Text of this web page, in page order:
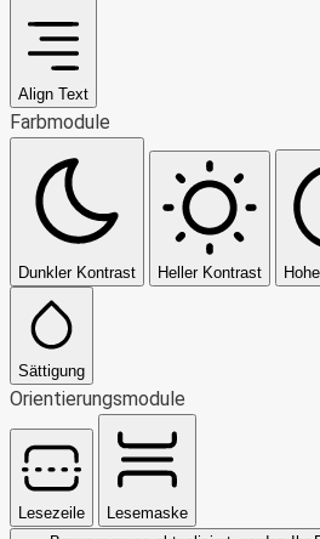
Align Text
Farbmodule
Dunkler Kontrast Heller Kontrast
Sättigung
Orientierungsmodule
Lesezeile
Lesemaske